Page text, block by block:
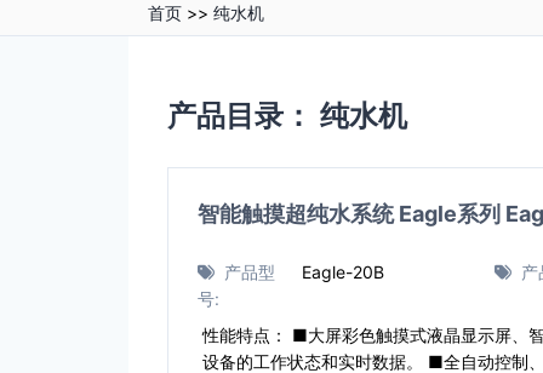
首页 >> 纯水机
产品目录： 纯水机
智能触摸超纯水系统 Eagle系列
产品型
号:
Eagle-20B 产
性能特点： ■大屏彩色触摸式液晶显示屏、
设备的工作状态和实时数据。 ■全自动控制